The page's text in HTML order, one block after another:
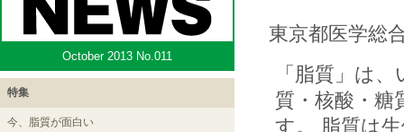
October 2013 No.011
特集
今、脂質が面白い
東京都医学総
「脂質」は
質・核酸・糖
す。 脂質は